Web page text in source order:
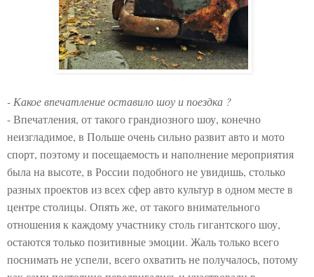
- Какое впечатление оставило шоу и поездка ?
- Впечатления, от такого грандиозного шоу, конечно
неизгладимое, в Польше очень сильно развит авто и мото
спорт, поэтому и посещаемость и наполнение мероприятия
была на высоте, в России подобного не увидишь, столько
разных проектов из всех сфер авто культур в одном месте в
центре столицы. Опять же, от такого внимательного
отношения к каждому участнику столь гигантского шоу,
остаются только позитивные эмоции. Жаль только всего
поснимать не успели, всего охватить не получалось, потому